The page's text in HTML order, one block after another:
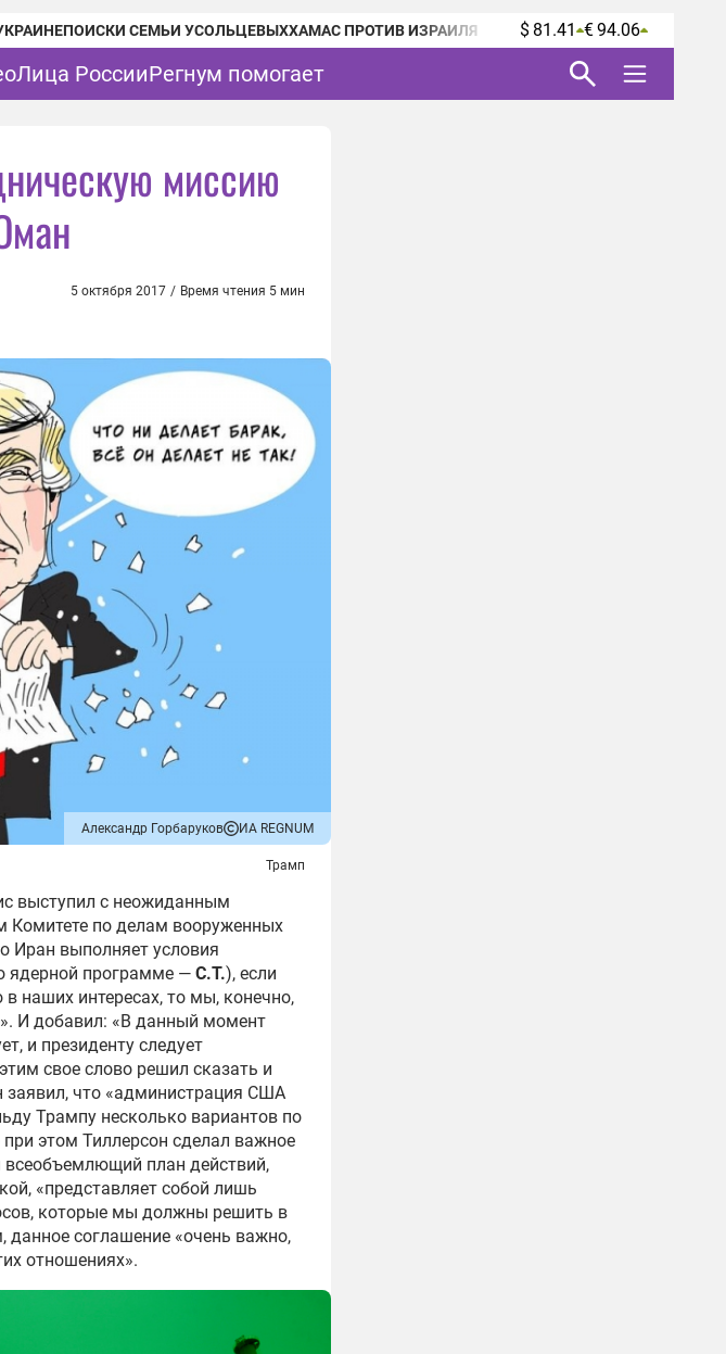
ПОИСКИ СЕМЬИ УСОЛЬЦЕВЫХХАМАС ПРОТИВ ИЗРАИЛЯ $ 81.41 € 94.06
Лица РоссииРегнум помогает
миссию
5 октября 2017 / Время чтения 5 мин
Александр Горбаруков ИА REGNUM
Трамп
выступил с неожиданным
Комитете по делам вооруженных
Иран выполняет условия
ядерной программе — С.Т.), если
наших интересах, то мы, конечно,
И добавил: «В данный момент
и президенту следует
свое слово решил сказать и
заявил, что «администрация США
Трампу несколько вариантов по
этом Тиллерсон сделал важное
всеобъемлющий план действий,
«представляет собой лишь
которые мы должны решить в
соглашение «очень важно,
отношениях».